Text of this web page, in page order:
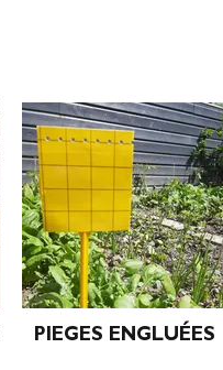
PIEGES ENGLUÉES